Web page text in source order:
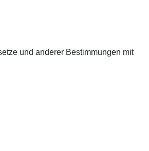
und anderer Bestimmungen mit